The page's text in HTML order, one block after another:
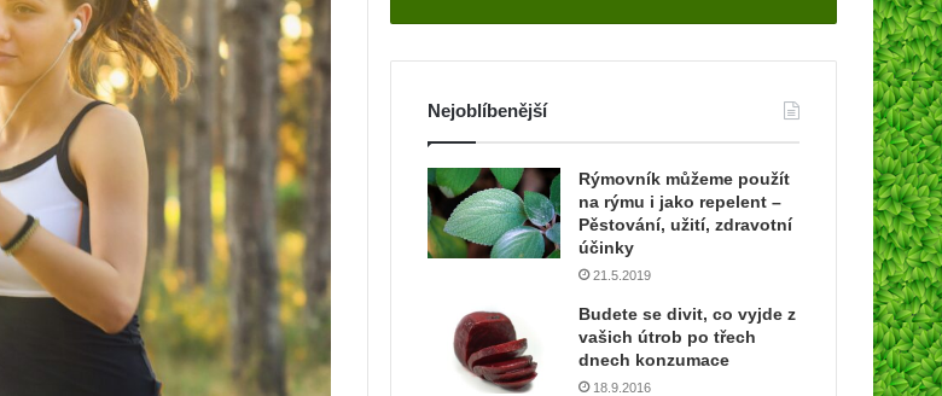
j
e
v
a
š
í
e
Nejoblíbenější
Rýmovník můžeme použít
na rýmu i jako repelent –
Pěstování, užití, zdravotní
účinky
21.5.2019
Budete se divit, co vyjde z
vašich útrob po třech
dnech konzumace
18.9.2016